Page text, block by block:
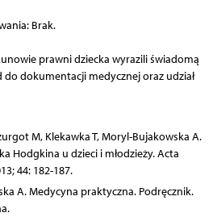
Brak.
prawni dziecka wyrazili świadomą
dokumentacji medycznej oraz udział
M, Klekawka T, Moryl-Bujakowska A.
Hodgkina u dzieci i młodzieży. Acta
44: 182-187.
A. Medycyna praktyczna. Podręcznik.